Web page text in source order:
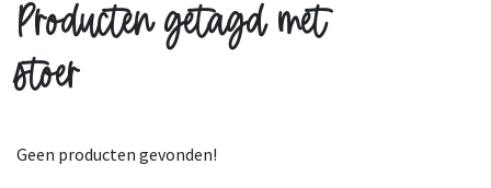
Producten getagd met
stoer
Geen producten gevonden!